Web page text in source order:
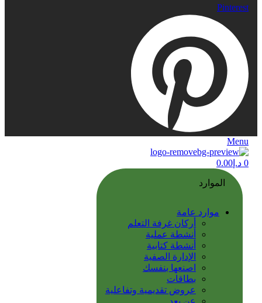
Pinterest
Menu
0 د.إ 0.00
الموارد
موارد عامة
أركان غرفة التعلم
أنشطة عملية
أنشطة كتابية
الإدارة الصفية
اصنعها بنفسك
بطاقات
عروض تقديمية وتفاعلية